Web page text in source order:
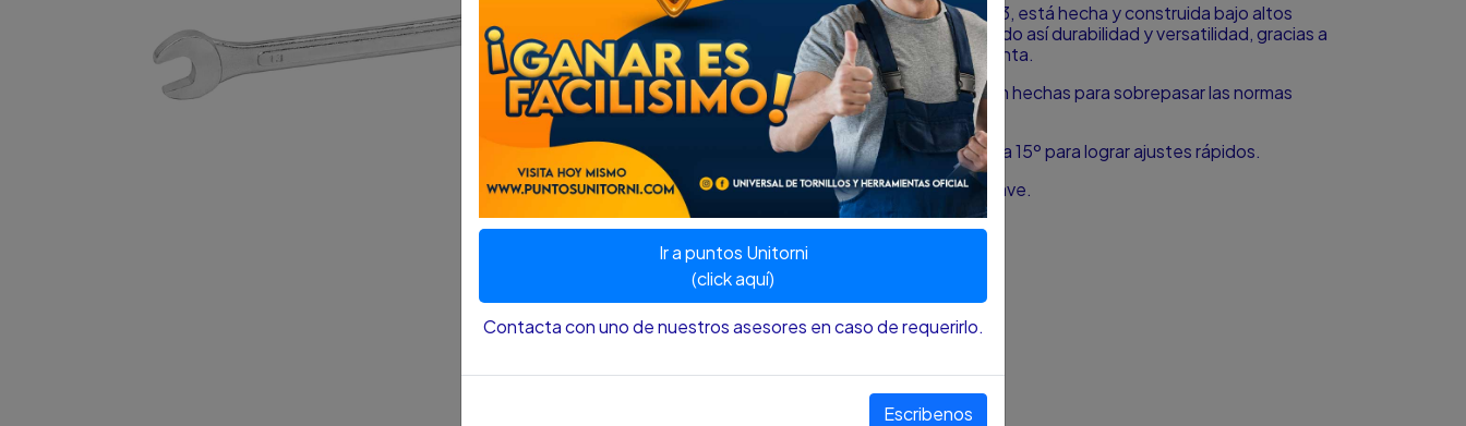
La Llave Boca Fija Stanley 12 X 13, está hecha y construida bajo altos
estándares de calidad, ofreciendo así durabilidad y versatilidad, gracias a
las dos medidas con las que cuenta.
Las llaves de boca Stanley están hechas para sobrepasar las normas
industriales ANSI.
Sus extremos están orientados a 15º para lograr ajustes rápidos.
Cuentan con dos medidas por llave.
ANSI B107.9
Marca: Stanley
Medidas
13 mm
Ir a puntos Unitorni
(click aquí)
Contacta con uno de nuestros asesores en caso de requerirlo.
Escribenos